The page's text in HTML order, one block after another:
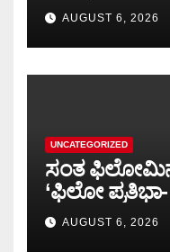
AUGUST 6, 2026
UNCATEGORIZED
ಸಂತ
‘ಫಿಲೋ ಪ್ರತಿಭಾ-
ಮಟ್ಟದ ಸ್ಪರ್ಧೆ-
ವ್ಯಕ್ತಿತ್ವ
AUGUST 6, 2026